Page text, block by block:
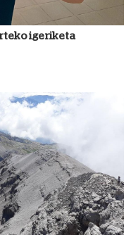
igeriketa